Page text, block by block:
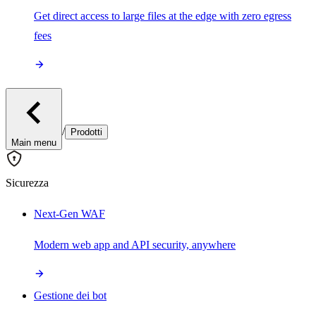
Get direct access to large files at the edge with zero egress
fees
Main menu
/ Prodotti
Sicurezza
Next-Gen WAF
Modern web app and API security, anywhere
Gestione dei bot